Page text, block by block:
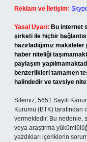
Reklam ve İletişim:
Yasal Uyarı: Bu internet
şirketi ile hiçbir
hazırladığımız
haber niteliği
paylaşım
benzerlikleri tamamen
halindedir ve tavsiye
Sitemiz, 5651 Sayılı
Kurumu (BTK) tarafından
vermektedir. Bu nedenle,
veya araştırma
yazdıkları içeriklerin